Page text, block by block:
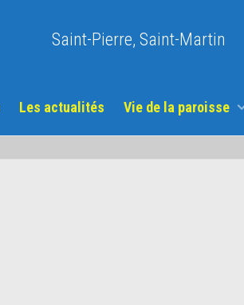
Saint-Pierre, Saint-Martin
Les actualités Vie de la paroisse